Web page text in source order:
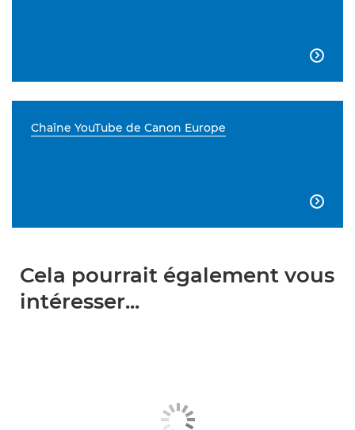

Chaîne YouTube de Canon Europe

Cela pourrait également vous
intéresser...